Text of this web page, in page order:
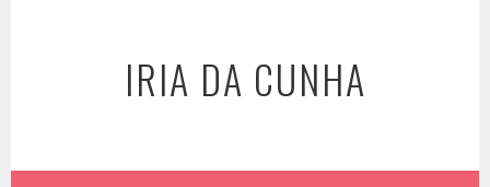
IRIA DA CUNHA